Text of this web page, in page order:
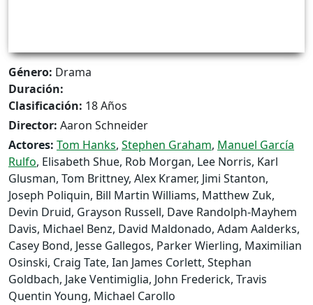
Género: Drama
Duración:
Clasificación: 18 Años
Director: Aaron Schneider
Actores: Tom Hanks, Stephen Graham, Manuel García
Rulfo, Elisabeth Shue, Rob Morgan, Lee Norris, Karl
Glusman, Tom Brittney, Alex Kramer, Jimi Stanton,
Joseph Poliquin, Bill Martin Williams, Matthew Zuk,
Devin Druid, Grayson Russell, Dave Randolph-Mayhem
Davis, Michael Benz, David Maldonado, Adam Aalderks,
Casey Bond, Jesse Gallegos, Parker Wierling, Maximilian
Osinski, Craig Tate, Ian James Corlett, Stephan
Goldbach, Jake Ventimiglia, John Frederick, Travis
Quentin Young, Michael Carollo